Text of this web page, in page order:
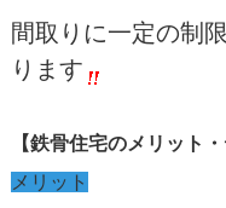
間取りに一定の制
ります
【鉄骨住宅のメリット
メリット